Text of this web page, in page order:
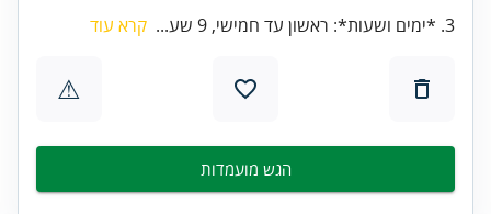
3. *ימים ושעות*: ראשון עד חמישי, 9 שע...
קרא עוד
⚠
הגש מועמדות